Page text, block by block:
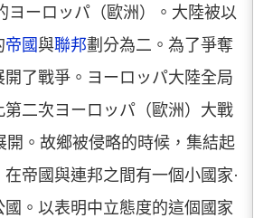
ヨーロッパ（歐洲）。大陸被以
帝國與聯邦劃分為二。為了爭奪
了戰爭。ヨーロッパ大陸全局
二次ヨーロッパ（歐洲）大戰
開。故鄉被侵略的時候，集結起
帝國與連邦之間有一個小國家·
。以表明中立態度的這個國家